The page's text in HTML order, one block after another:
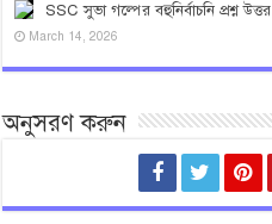
SSC সুভা গল্পের বহুনির্বাচনি প্রশ্ন উত্তর
March 14, 2026
অনুসরণ করুন